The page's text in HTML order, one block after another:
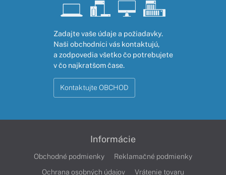
Zadajte vaše údaje a požiadavky.
Naši obchodníci vás kontaktujú,
a zodpovedia všetko čo potrebujete
v čo najkratšom čase.
Kontaktujte OBCHOD
Informácie
Obchodné podmienky
Reklamačné podmienky
Ochrana osobných údajov
Vrátenie tovaru